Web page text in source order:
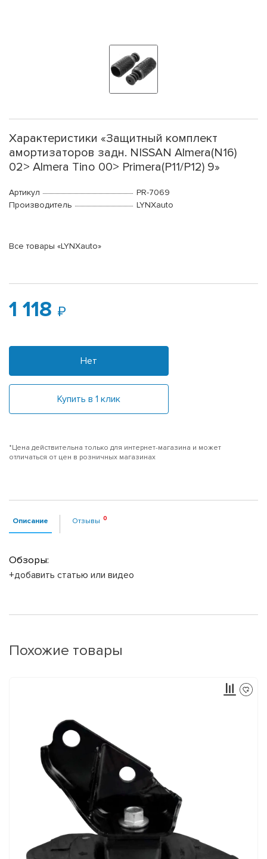
Характеристики «Защитный комплект
амортизаторов задн. NISSAN Almera(N16)
02> Almera Tino 00> Primera(P11/P12) 9»
Артикул
PR-7069
Производитель
LYNXauto
Все товары «LYNXauto»
1 118
Нет
Купить в 1 клик
*Цена действительна только для интернет-магазина и может
отличаться от цен в розничных магазинах
Описание Отзывы
Обзоры:
+добавить статью или видео
Похожие товары